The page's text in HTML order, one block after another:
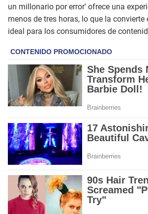
un millonario por error' ofrece una
menos de tres horas, lo que la convierte
ideal para los consumidores de